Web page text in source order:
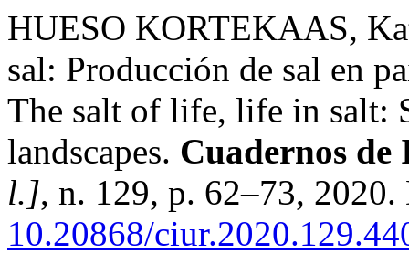
HUESO KORTEKAAS,
sal: Producción de sal en
The salt of life, life in salt:
landscapes. Cuadernos
l.], n. 129, p. 62–73,
10.20868/